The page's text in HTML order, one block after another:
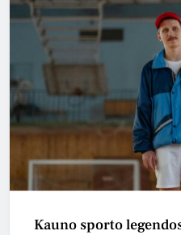
Kauno sporto